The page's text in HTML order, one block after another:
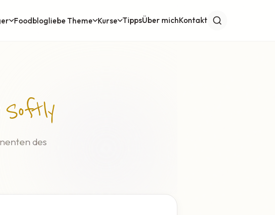
Foodblogliebe Theme Kurse TippsÜber michKontakt
Softly
des